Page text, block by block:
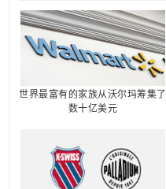
世界最富有的家族从沃尔玛筹集了
数十亿美元